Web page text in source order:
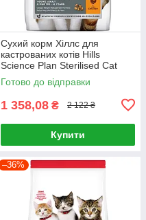
Сухий корм Хіллс для
кастрованих котів Hills
Science Plan Sterilised Cat
Young Adult Chicken 3кг
Готово до відправки
1 358,08 ₴ 2 122 ₴
Купити
–36%